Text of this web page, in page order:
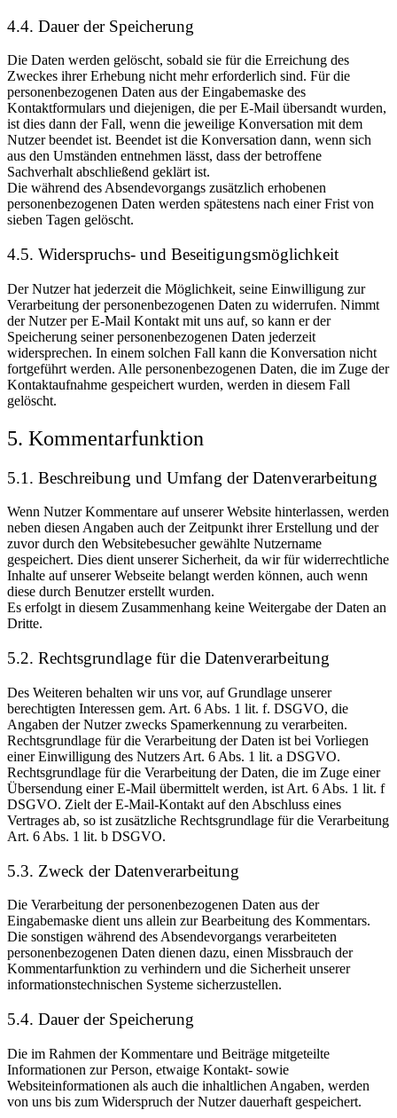
4.4. Dauer der Speicherung
Die Daten werden gelöscht, sobald sie für die Erreichung des
Zweckes ihrer Erhebung nicht mehr erforderlich sind. Für die
personenbezogenen Daten aus der Eingabemaske des
Kontaktformulars und diejenigen, die per E-Mail übersandt wurden,
ist dies dann der Fall, wenn die jeweilige Konversation mit dem
Nutzer beendet ist. Beendet ist die Konversation dann, wenn sich
aus den Umständen entnehmen lässt, dass der betroffene
Sachverhalt abschließend geklärt ist.
Die während des Absendevorgangs zusätzlich erhobenen
personenbezogenen Daten werden spätestens nach einer Frist von
sieben Tagen gelöscht.
4.5. Widerspruchs- und Beseitigungsmöglichkeit
Der Nutzer hat jederzeit die Möglichkeit, seine Einwilligung zur
Verarbeitung der personenbezogenen Daten zu widerrufen. Nimmt
der Nutzer per E-Mail Kontakt mit uns auf, so kann er der
Speicherung seiner personenbezogenen Daten jederzeit
widersprechen. In einem solchen Fall kann die Konversation nicht
fortgeführt werden. Alle personenbezogenen Daten, die im Zuge der
Kontaktaufnahme gespeichert wurden, werden in diesem Fall
gelöscht.
5. Kommentarfunktion
5.1. Beschreibung und Umfang der Datenverarbeitung
Wenn Nutzer Kommentare auf unserer Website hinterlassen, werden
neben diesen Angaben auch der Zeitpunkt ihrer Erstellung und der
zuvor durch den Websitebesucher gewählte Nutzername
gespeichert. Dies dient unserer Sicherheit, da wir für widerrechtliche
Inhalte auf unserer Webseite belangt werden können, auch wenn
diese durch Benutzer erstellt wurden.
Es erfolgt in diesem Zusammenhang keine Weitergabe der Daten an
Dritte.
5.2. Rechtsgrundlage für die Datenverarbeitung
Des Weiteren behalten wir uns vor, auf Grundlage unserer
berechtigten Interessen gem. Art. 6 Abs. 1 lit. f. DSGVO, die
Angaben der Nutzer zwecks Spamerkennung zu verarbeiten.
Rechtsgrundlage für die Verarbeitung der Daten ist bei Vorliegen
einer Einwilligung des Nutzers Art. 6 Abs. 1 lit. a DSGVO.
Rechtsgrundlage für die Verarbeitung der Daten, die im Zuge einer
Übersendung einer E-Mail übermittelt werden, ist Art. 6 Abs. 1 lit. f
DSGVO. Zielt der E-Mail-Kontakt auf den Abschluss eines
Vertrages ab, so ist zusätzliche Rechtsgrundlage für die Verarbeitung
Art. 6 Abs. 1 lit. b DSGVO.
5.3. Zweck der Datenverarbeitung
Die Verarbeitung der personenbezogenen Daten aus der
Eingabemaske dient uns allein zur Bearbeitung des Kommentars.
Die sonstigen während des Absendevorgangs verarbeiteten
personenbezogenen Daten dienen dazu, einen Missbrauch der
Kommentarfunktion zu verhindern und die Sicherheit unserer
informationstechnischen Systeme sicherzustellen.
5.4. Dauer der Speicherung
Die im Rahmen der Kommentare und Beiträge mitgeteilte
Informationen zur Person, etwaige Kontakt- sowie
Websiteinformationen als auch die inhaltlichen Angaben, werden
von uns bis zum Widerspruch der Nutzer dauerhaft gespeichert.